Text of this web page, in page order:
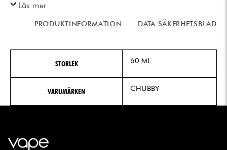
Läs mer
PRODUKTINFORMATION DATA SÄKERHETSBLAD
STORLEK 60 ML
VARUMÄRKEN CHUBBY